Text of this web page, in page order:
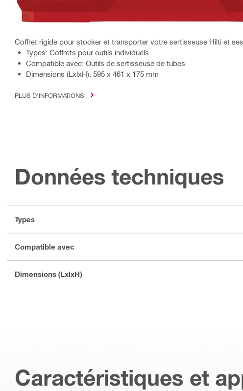
Coffret rigide pour stocker et transporter votre sertisseuse Hilti et
Types: Coffrets pour outils individuels
Compatible avec: Outils de sertisseuse de tubes
Dimensions (LxlxH): 595 x 461 x 175 mm
PLUS D'INFORMATIONS
Données techniques
Types
Compatible avec
Dimensions (LxlxH)
Caractéristiques et